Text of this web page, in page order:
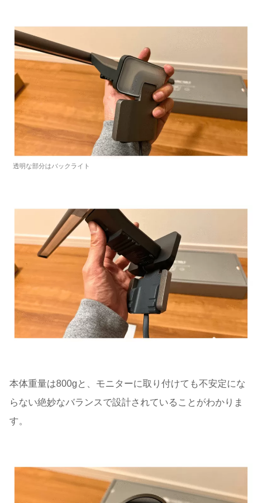
透明な部分はバックライト
本体重量は800gと、モニターに取り付けても不安定にな
らない絶妙なバランスで設計されていることがわかりま
す。